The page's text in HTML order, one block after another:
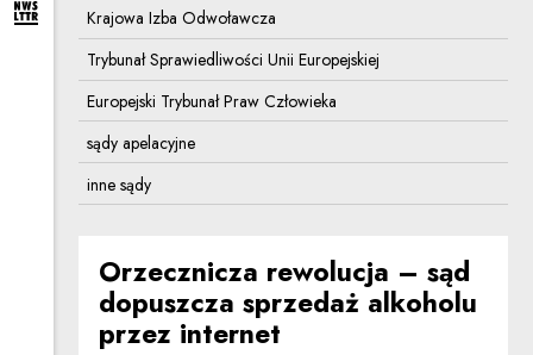
rozwiń formularz zapisu na newsletter
Krajowa Izba Odwoławcza
Trybunał Sprawiedliwości Unii Europejskiej
Europejski Trybunał Praw Człowieka
sądy apelacyjne
inne sądy
Orzecznicza rewolucja – sąd
dopuszcza sprzedaż alkoholu
przez internet